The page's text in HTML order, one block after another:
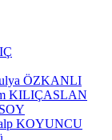
ÖZKANLI
KILIÇASLAN
KOYUNCU